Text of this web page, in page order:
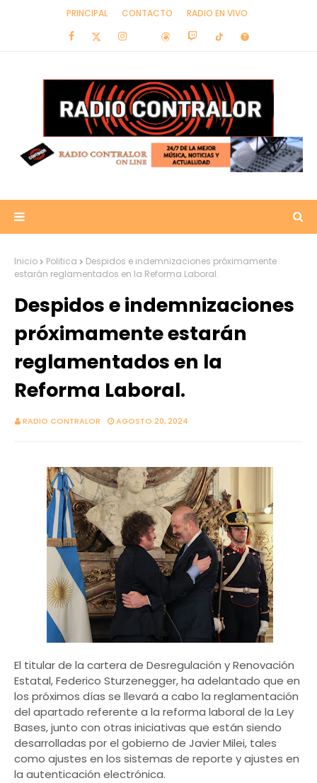
PRINCIPAL CONTACTO RADIO EN VIVO
Inicio Politica
Despidos e indemnizaciones próximamente
estarán reglamentados en la Reforma Laboral.
Despidos e indemnizaciones
próximamente estarán
reglamentados en la
Reforma Laboral.
RADIO CONTRALOR AGOSTO 20, 2024
El titular de la cartera de Desregulación y Renovación
Estatal, Federico Sturzenegger, ha adelantado que en
los próximos días se llevará a cabo la reglamentación
del apartado referente a la reforma laboral de la Ley
Bases, junto con otras iniciativas que están siendo
desarrolladas por el gobierno de Javier Milei, tales
como ajustes en los sistemas de reporte y ajustes en
la autenticación electrónica.